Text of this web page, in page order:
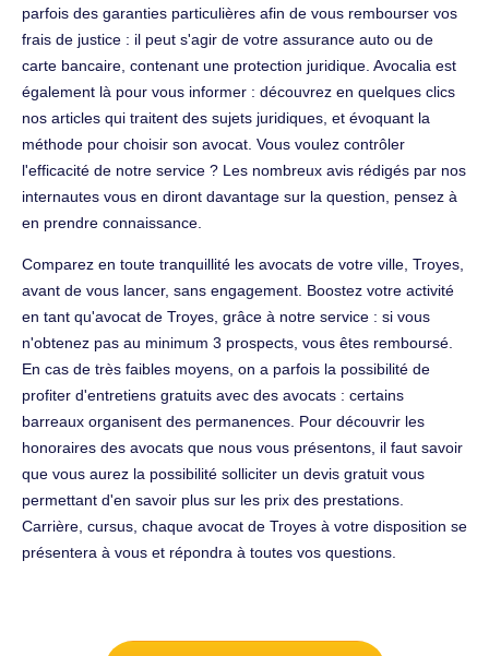
parfois des garanties particulières afin de vous rembourser vos
frais de justice : il peut s'agir de votre assurance auto ou de
carte bancaire, contenant une protection juridique. Avocalia est
également là pour vous informer : découvrez en quelques clics
nos articles qui traitent des sujets juridiques, et évoquant la
méthode pour choisir son avocat. Vous voulez contrôler
l'efficacité de notre service ? Les nombreux avis rédigés par nos
internautes vous en diront davantage sur la question, pensez à
en prendre connaissance.
Comparez en toute tranquillité les avocats de votre ville, Troyes,
avant de vous lancer, sans engagement. Boostez votre activité
en tant qu'avocat de Troyes, grâce à notre service : si vous
n'obtenez pas au minimum 3 prospects, vous êtes remboursé.
En cas de très faibles moyens, on a parfois la possibilité de
profiter d'entretiens gratuits avec des avocats : certains
barreaux organisent des permanences. Pour découvrir les
honoraires des avocats que nous vous présentons, il faut savoir
que vous aurez la possibilité solliciter un devis gratuit vous
permettant d'en savoir plus sur les prix des prestations.
Carrière, cursus, chaque avocat de Troyes à votre disposition se
présentera à vous et répondra à toutes vos questions.